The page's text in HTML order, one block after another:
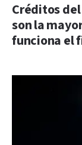
Créditos
son la
funciona el